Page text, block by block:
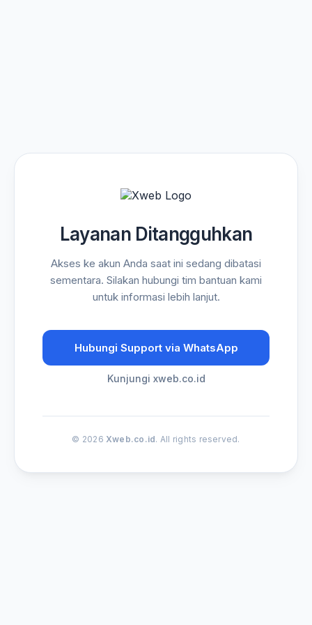
Layanan Ditangguhkan
Akses ke akun Anda saat ini sedang dibatasi
sementara. Silakan hubungi tim bantuan kami
untuk informasi lebih lanjut.
Hubungi Support via WhatsApp
Kunjungi xweb.co.id
© 2026 Xweb.co.id. All rights reserved.